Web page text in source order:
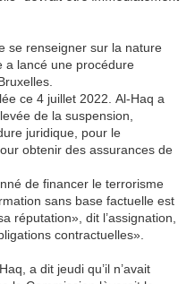
se renseigner sur la nature
a lancé une procédure
ce 4 juillet 2022. Al-Haq a
de la suspension,
juridique, pour le
obtenir des assurances de
de financer le terrorisme
sans base factuelle est
réputation», dit l’assignation,
contractuelles».
a dit jeudi qu’il n’avait